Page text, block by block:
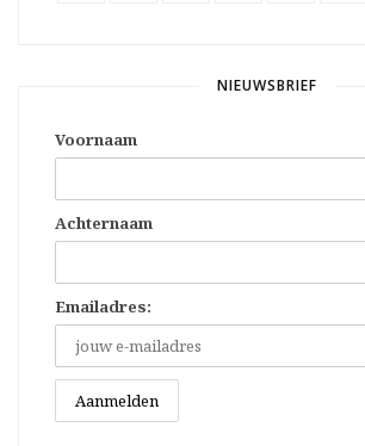
NIEUWSBRIEF
Voornaam
Achternaam
Emailadres: